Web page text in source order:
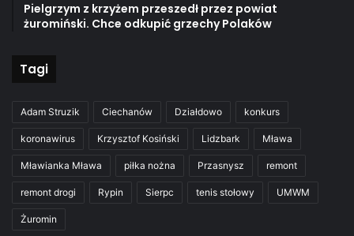
Pielgrzym z krzyżem przeszedł przez powiat
żuromiński. Chce odkupić grzechy Polaków
Tagi
Adam Struzik Ciechanów Działdowo konkurs
koronawirus Krzysztof Kosiński Lidzbark Mława
Mławianka Mława piłka nożna Przasnysz remont
remont drogi Rypin Sierpc tenis stołowy UMWM
Żuromin